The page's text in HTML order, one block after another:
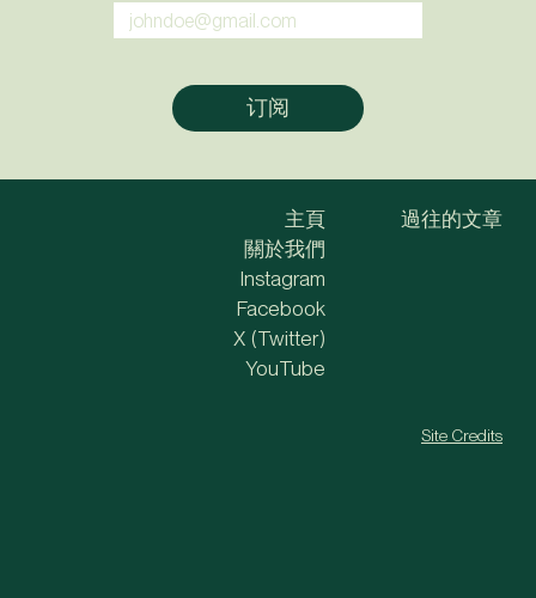
主頁
關於我們
過往的文章
Instagram
Facebook
X (Twitter)
YouTube
Site Credits